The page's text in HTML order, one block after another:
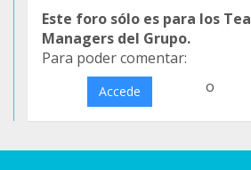
Este foro sólo es para los
Managers del Grupo.
Para poder comentar:
Accede o